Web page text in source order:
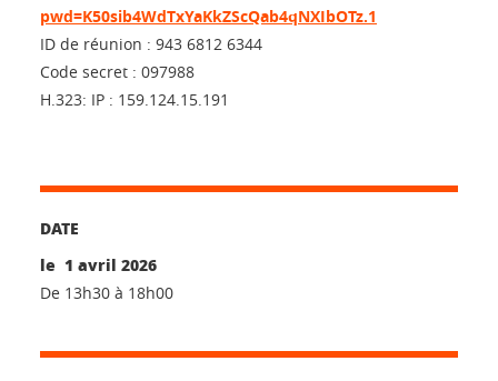
pwd=K50sib4WdTxYaKkZScQab4qNXIbOTz.1
ID de réunion : 943 6812 6344
Code secret : 097988
H.323: IP : 159.124.15.191
DATE
le 1 avril 2026
De 13h30 à 18h00